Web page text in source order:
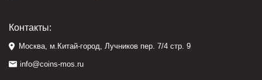
Контакты:
Москва, м.Китай-город, Лучников пер. 7/4 стр. 9
info@coins-mos.ru